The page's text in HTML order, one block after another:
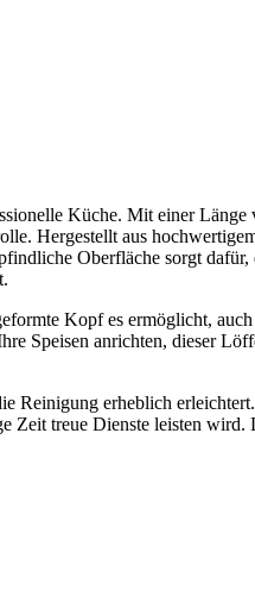
Küche. Mit einer
Hergestellt aus
Oberfläche sorgt
Kopf es ermöglicht, auch
Speisen anrichten, dieser
Reinigung erheblich
Zeit treue Dienste leisten wird.